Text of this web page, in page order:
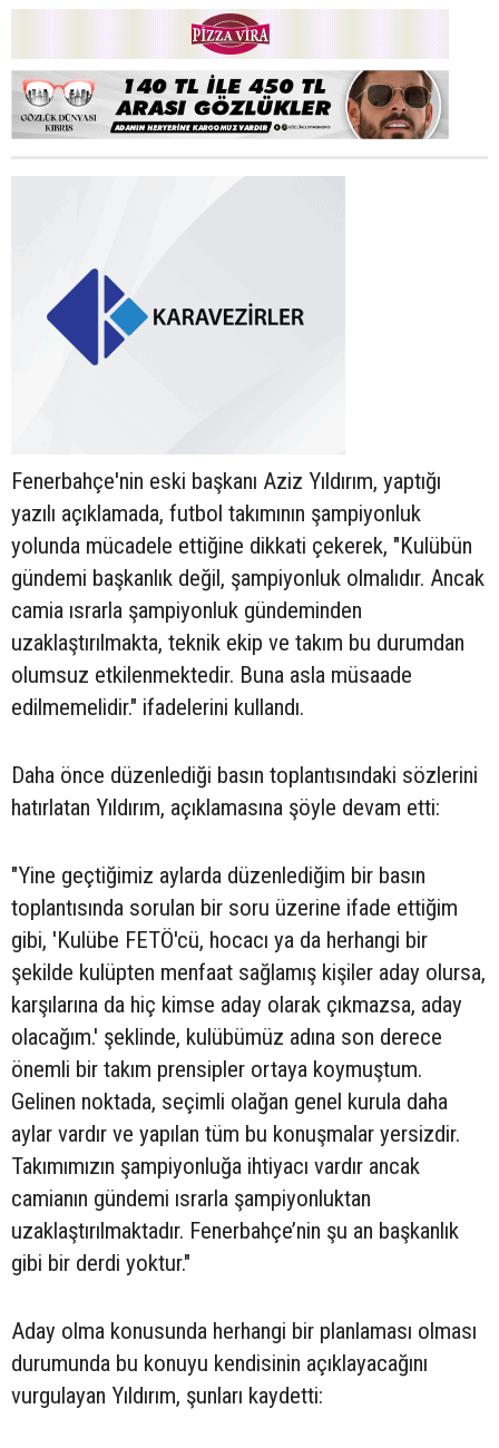
Fenerbahçe'nin eski başkanı Aziz Yıldırım, yaptığı
yazılı açıklamada, futbol takımının şampiyonluk
yolunda mücadele ettiğine dikkati çekerek, "Kulübün
gündemi başkanlık değil, şampiyonluk olmalıdır. Ancak
camia ısrarla şampiyonluk gündeminden
uzaklaştırılmakta, teknik ekip ve takım bu durumdan
olumsuz etkilenmektedir. Buna asla müsaade
edilmemelidir." ifadelerini kullandı.
Daha önce düzenlediği basın toplantısındaki sözlerini
hatırlatan Yıldırım, açıklamasına şöyle devam etti:
"Yine geçtiğimiz aylarda düzenlediğim bir basın
toplantısında sorulan bir soru üzerine ifade ettiğim
gibi, 'Kulübe FETÖ'cü, hocacı ya da herhangi bir
şekilde kulüpten menfaat sağlamış kişiler aday olursa,
karşılarına da hiç kimse aday olarak çıkmazsa, aday
olacağım.' şeklinde, kulübümüz adına son derece
önemli bir takım prensipler ortaya koymuştum.
Gelinen noktada, seçimli olağan genel kurula daha
aylar vardır ve yapılan tüm bu konuşmalar yersizdir.
Takımımızın şampiyonluğa ihtiyacı vardır ancak
camianın gündemi ısrarla şampiyonluktan
uzaklaştırılmaktadır. Fenerbahçe’nin şu an başkanlık
gibi bir derdi yoktur."
Aday olma konusunda herhangi bir planlaması olması
durumunda bu konuyu kendisinin açıklayacağını
vurgulayan Yıldırım, şunları kaydetti: